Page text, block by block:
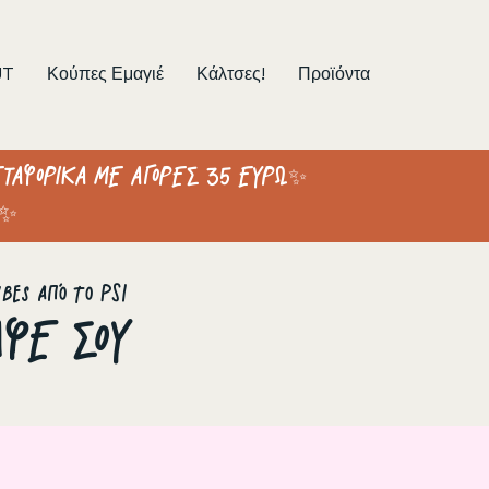
Κούπες Εμαγιέ Κάλτσες! Προϊόντα
ΜΕ ΑΓΟΡΕΣ 35 ΕΥΡΩ✨
από το PSI
ΣΟΥ